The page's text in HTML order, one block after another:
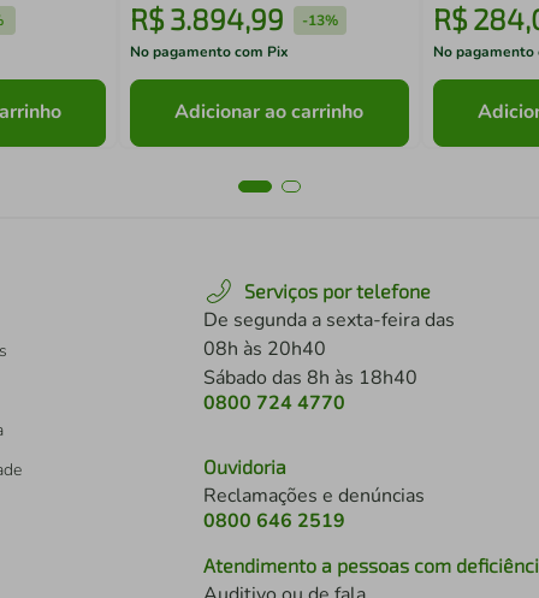
R$3.894,99 -13%
No pagamento com Pix
Adicionar ao carrinho
R$ 284,
No pagamento
Serviços por telefone
De segunda a sexta-feira das
08h às 20h40
Sábado das 8h às 18h40
0800 724 4770
Ouvidoria
Reclamações e denúncias
0800 646 2519
Atendimento a pessoas com